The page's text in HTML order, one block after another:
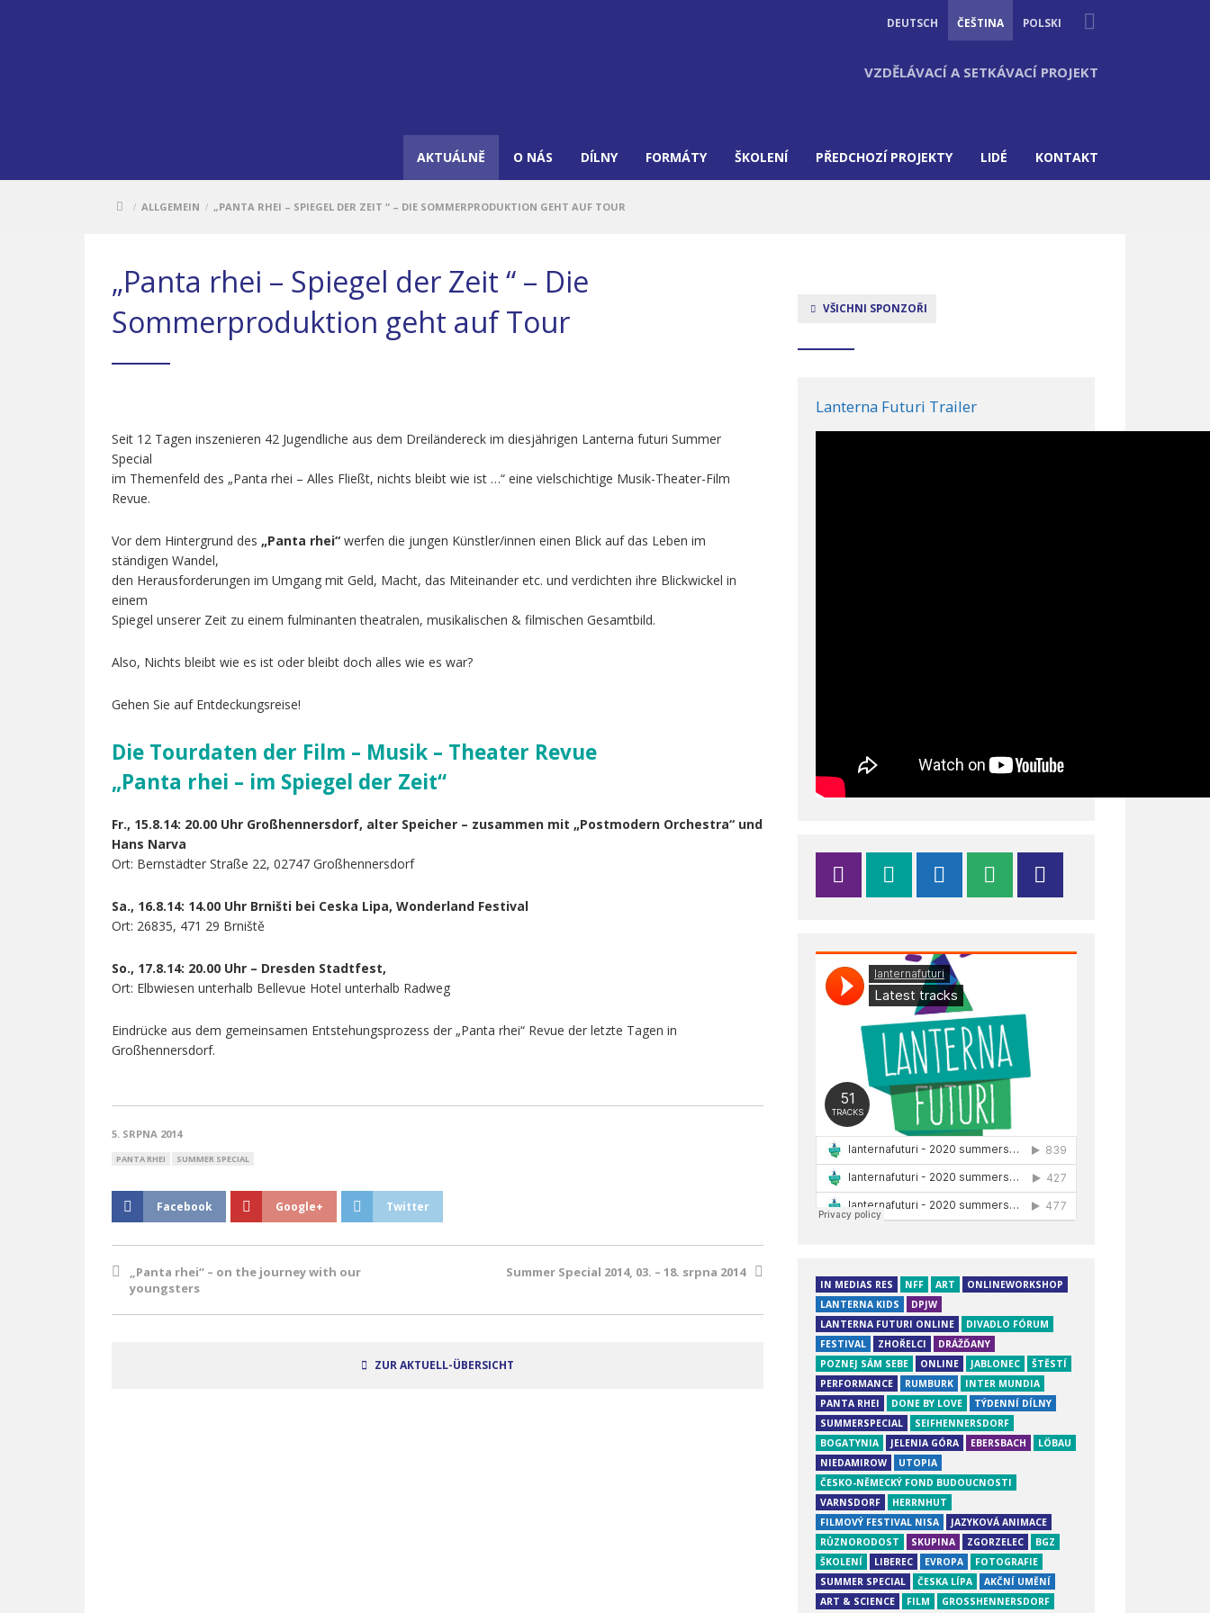
DEUTSCH ČEŠTINA POLSKI
VZDĚLÁVACÍ A SETKÁVACÍ PROJEKT
AKTUÁLNĚ O NÁS DÍLNY FORMÁTY ŠKOLENÍ PŘEDCHOZÍ PROJEKTY LIDÉ KONTAKT
/ ALLGEMEIN / „PANTA RHEI – SPIEGEL DER ZEIT “ – DIE SOMMERPRODUKTION GEHT AUF TOUR
„Panta rhei – Spiegel der Zeit “ – Die
Sommerproduktion geht auf Tour
Seit 12 Tagen inszenieren 42 Jugendliche aus dem Dreiländereck im diesjährigen Lanterna futuri Summer
Special
im Themenfeld des „Panta rhei – Alles Fließt, nichts bleibt wie ist …“ eine vielschichtige Musik-Theater-Film
Revue.
Vor dem Hintergrund des „Panta rhei“ werfen die jungen Künstler/innen einen Blick auf das Leben im
ständigen Wandel,
den Herausforderungen im Umgang mit Geld, Macht, das Miteinander etc. und verdichten ihre Blickwickel in
einem
Spiegel unserer Zeit zu einem fulminanten theatralen, musikalischen & filmischen Gesamtbild.
Also, Nichts bleibt wie es ist oder bleibt doch alles wie es war?
Gehen Sie auf Entdeckungsreise!
Die Tourdaten der Film – Musik – Theater Revue
„Panta rhei – im Spiegel der Zeit“
Fr., 15.8.14: 20.00 Uhr Großhennersdorf, alter Speicher – zusammen mit „Postmodern Orchestra“ und
Hans Narva
Ort: Bernstädter Straße 22, 02747 Großhennersdorf
Sa., 16.8.14: 14.00 Uhr Brništi bei Ceska Lipa, Wonderland Festival
Ort: 26835, 471 29 Brniště
So., 17.8.14: 20.00 Uhr – Dresden Stadtfest,
Ort: Elbwiesen unterhalb Bellevue Hotel unterhalb Radweg
Eindrücke aus dem gemeinsamen Entstehungsprozess der „Panta rhei“ Revue der letzte Tagen in
Großhennersdorf.
5. SRPNA 2014
PANTA RHEI SUMMER SPECIAL
Facebook Google+ Twitter
„Panta rhei“ – on the journey with our
youngsters
Summer Special 2014, 03. – 18. srpna 2014
ZUR AKTUELL-ÜBERSICHT
VŠICHNI SPONZOŘI
Lanterna Futuri Trailer
IN MEDIAS RES NFF ART
ONLINEWORKSHOP
LANTERNA KIDS
DPJW
LANTERNA FUTURI ONLINE
DIVADLO FÓRUM
FESTIVAL
ZHOŘELCI
DRÁŽĎANY
POZNEJ SÁM SEBE
ONLINE JABLONEC
ŠTĚSTÍ
PERFORMANCE
RUMBURK
INTER MUNDIA
PANTA RHEI
DONE BY LOVE
TÝDENNÍ DÍLNY
SUMMERSPECIAL
SEIFHENNERSDORF
BOGATYNIA
JELENIA GÓRA EBERSBACH
LÖBAU
NIEDAMIROW
UTOPIA
ČESKO-NĚMECKÝ FOND BUDOUCNOSTI
VARNSDORF
HERRNHUT
FILMOVÝ FESTIVAL NISA
JAZYKOVÁ ANIMACE
RŮZNORODOST
SKUPINA ZGORZELEC
BGZ
ŠKOLENÍ
LIBEREC EVROPA
FOTOGRAFIE
SUMMER SPECIAL
ČESKA LÍPA
AKČNÍ UMĚNÍ
ART & SCIENCE
FILM GROSSHENNERSDORF